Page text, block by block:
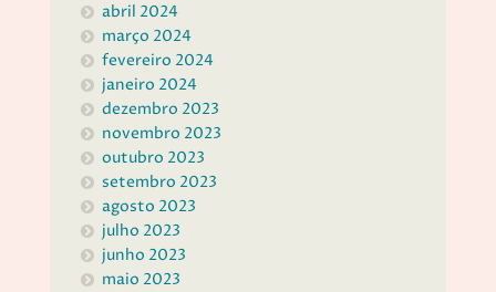
abril 2024
março 2024
fevereiro 2024
janeiro 2024
dezembro 2023
novembro 2023
outubro 2023
setembro 2023
agosto 2023
julho 2023
junho 2023
maio 2023